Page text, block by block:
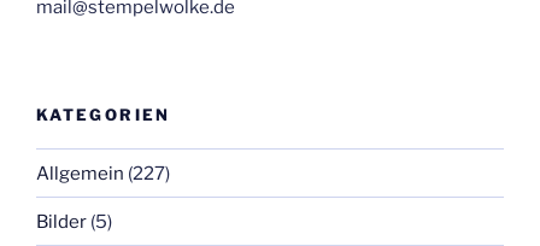
mail@stempelwolke.de
KATEGORIEN
Allgemein (227)
Bilder (5)